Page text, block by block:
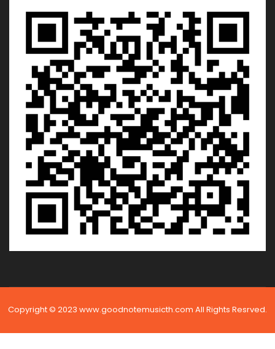
Copyright © 2023 www.goodnotemusicth.com All Rights Resrved.